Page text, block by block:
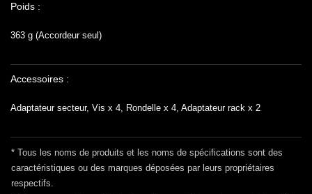
Poids :
363 g (Accordeur seul)
Accessoires :
Adaptateur secteur, Vis x 4, Rondelle x 4, Adaptateur rack x 2
* Tous les noms de produits et les noms de spécifications sont des
caractéristiques ou des marques déposées par leurs propriétaires
respectifs.